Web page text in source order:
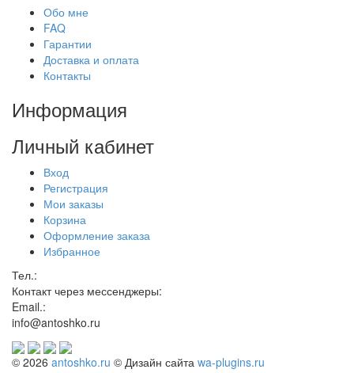
Обо мне
FAQ
Гарантии
Доставка и оплата
Контакты
Информация
Личный кабинет
Вход
Регистрация
Мои заказы
Корзина
Оформление заказа
Избранное
Тел.:
Контакт через мессенджеры:
Email.:
info@antoshko.ru
© 2026 antoshko.ru © Дизайн сайта wa-plugins.ru